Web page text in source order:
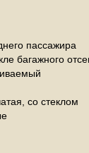
пассажира
багажного
со стеклом